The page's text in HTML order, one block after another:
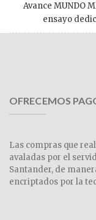
Avance MUNDO
ensayo
OFRECEMOS
Las compras que
avaladas por el
Santander, de
encriptados por la